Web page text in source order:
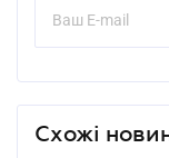
Схожі